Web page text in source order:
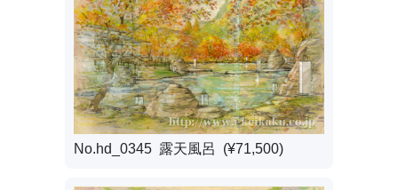
No.hd_0345 露天風呂 (¥71,500)